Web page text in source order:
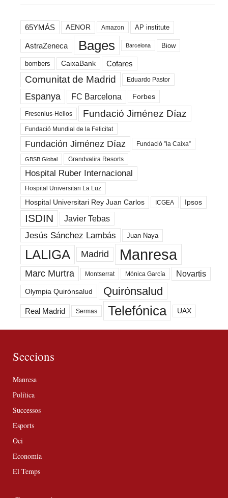
65YMÁS AENOR Amazon AP institute
AstraZeneca Bages Barcelona Biow
bombers CaixaBank Cofares
Comunitat de Madrid Eduardo Pastor
Espanya FC Barcelona Forbes
Fresenius-Helios Fundació Jiménez Díaz
Fundació Mundial de la Felicitat
Fundación Jiménez Díaz Fundació ”la Caixa”
GBSB Global Grandvalira Resorts
Hospital Ruber Internacional
Hospital Universitari La Luz
Hospital Universitari Rey Juan Carlos ICGEA Ipsos
ISDIN Javier Tebas
Jesús Sánchez Lambás Juan Naya
LALIGA Madrid Manresa
Marc Murtra Montserrat Mónica García Novartis
Olympia Quirónsalud Quirónsalud
Real Madrid Sermas Telefónica UAX
Seccions
Manresa
Política
Successos
Esports
Oci
Economia
El Temps